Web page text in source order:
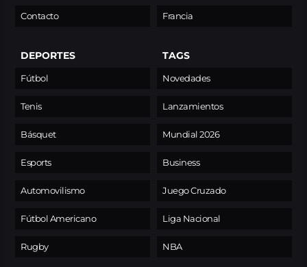
Contacto Francia
DEPORTES
Fútbol
Tenis
Básquet
Esports
Automovilismo
Fútbol Americano
Rugby
TAGS
Novedades
Lanzamientos
Mundial 2026
Business
Juego Cruzado
Liga Nacional
NBA